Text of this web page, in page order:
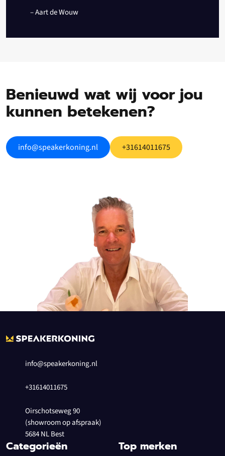
– Aart de Wouw
Benieuwd wat wij voor jou
kunnen betekenen?
info@speakerkoning.nl +31614011675
info@speakerkoning.nl
+31614011675
Oirschotseweg 90
(showroom op afspraak)
5684 NL Best
Categorieën Top merken